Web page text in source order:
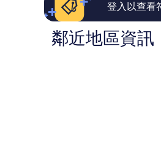
登入以查看
鄰近地區資訊